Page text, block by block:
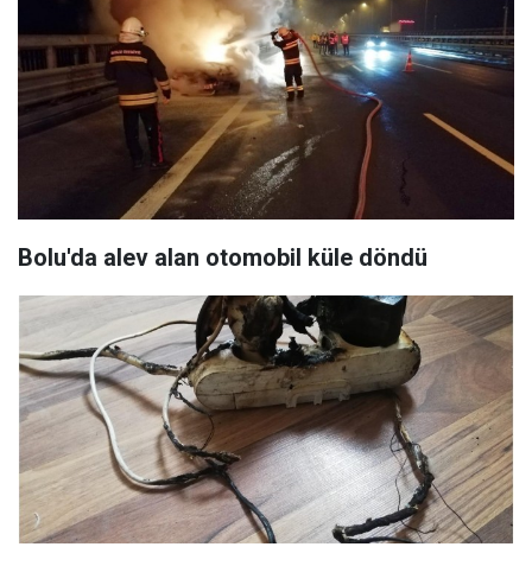
Bolu'da alev alan otomobil küle döndü